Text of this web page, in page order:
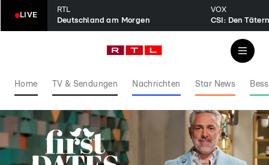
LIVE
RTL
Deutschland am Morgen
VOX
CSI: Den
Home TV & Sendungen Nachrichten Star News